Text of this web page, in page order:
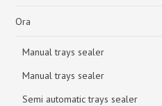
Ora
Manual trays sealer
Manual trays sealer
Semi automatic trays sealer